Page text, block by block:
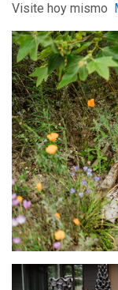
Visite hoy mismo